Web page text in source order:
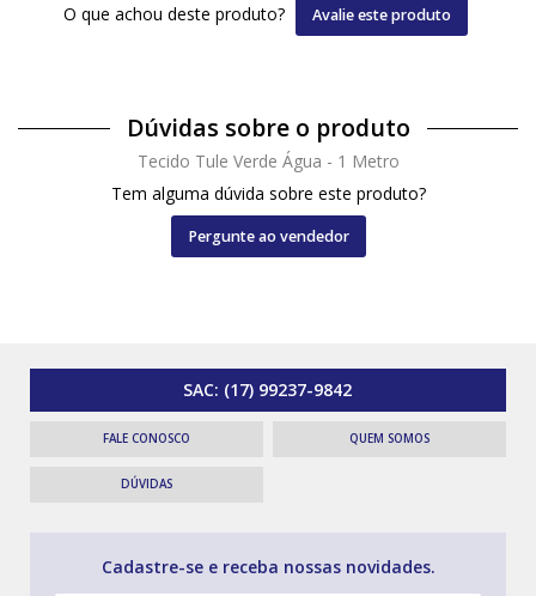
O que achou deste produto? Avalie este produto
Dúvidas sobre o produto
Tecido Tule Verde Água - 1 Metro
Tem alguma dúvida sobre este produto?
Pergunte ao vendedor
SAC: (17) 99237-9842
FALE CONOSCO QUEM SOMOS
DÚVIDAS
Cadastre-se e receba nossas novidades.